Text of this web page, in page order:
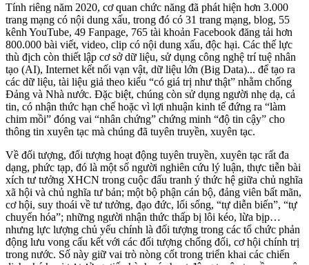
Tính riêng năm 2020, cơ quan chức năng đã phát hiện hơn 3.000
trang mạng có nội dung xấu, trong đó có 31 trang mạng, blog, 55
kênh YouTube, 49 Fanpage, 765 tài khoản Facebook đăng tải hơn
800.000 bài viết, video, clip có nội dung xấu, độc hại. Các thế lực
thù địch còn thiết lập cơ sở dữ liệu, sử dụng công nghệ trí tuệ nhân
tạo (AI), Internet kết nối vạn vật, dữ liệu lớn (Big Data)... để tạo ra
các dữ liệu, tài liệu giả theo kiểu “có giá trị như thật” nhằm chống
Đảng và Nhà nước. Đặc biệt, chúng còn sử dụng người nhẹ dạ, cả
tin, có nhận thức hạn chế hoặc vì lợi nhuận kinh tế đứng ra “làm
chim mồi” đóng vai “nhân chứng” chứng minh “độ tin cậy” cho
thông tin xuyên tạc mà chúng đã tuyên truyền, xuyên tạc.
Về đối tượng, đối tượng hoạt động tuyên truyền, xuyên tạc rất đa
dạng, phức tạp, đó là một số người nghiên cứu lý luận, thực tiễn bài
xích tư tưởng XHCN trong cuộc đấu tranh ý thức hệ giữa chủ nghĩa
xã hội và chủ nghĩa tư bản; một bộ phận cán bộ, đảng viên bất mãn,
cơ hội, suy thoái về tư tưởng, đạo đức, lối sống, “tự diễn biến”, “tự
chuyển hóa”; những người nhận thức thấp bị lôi kéo, lừa bịp…
nhưng lực lượng chủ yếu chính là đối tượng trong các tổ chức phản
động lưu vong cấu kết với các đối tượng chống đối, cơ hội chính trị
trong nước. Số này giữ vai trò nòng cốt trong triển khai các chiến